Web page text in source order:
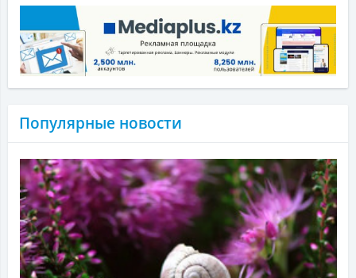
Популярные новости